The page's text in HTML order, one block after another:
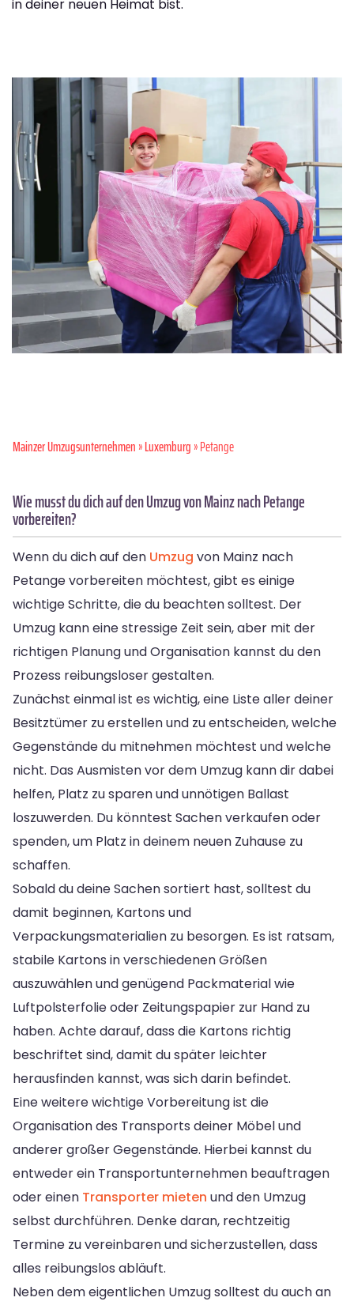
in deiner neuen Heimat bist.
Mainzer Umzugsunternehmen»Luxemburg» Petange
Wie musst du dich auf den Umzug von Mainz nach Petange
vorbereiten?
Wenn du dich auf den Umzug von Mainz nach
Petange vorbereiten möchtest, gibt es einige
wichtige Schritte, die du beachten solltest. Der
Umzug kann eine stressige Zeit sein, aber mit der
richtigen Planung und Organisation kannst du den
Prozess reibungsloser gestalten.
Zunächst einmal ist es wichtig, eine Liste aller deiner
Besitztümer zu erstellen und zu entscheiden, welche
Gegenstände du mitnehmen möchtest und welche
nicht. Das Ausmisten vor dem Umzug kann dir dabei
helfen, Platz zu sparen und unnötigen Ballast
loszuwerden. Du könntest Sachen verkaufen oder
spenden, um Platz in deinem neuen Zuhause zu
schaffen.
Sobald du deine Sachen sortiert hast, solltest du
damit beginnen, Kartons und
Verpackungsmaterialien zu besorgen. Es ist ratsam,
stabile Kartons in verschiedenen Größen
auszuwählen und genügend Packmaterial wie
Luftpolsterfolie oder Zeitungspapier zur Hand zu
haben. Achte darauf, dass die Kartons richtig
beschriftet sind, damit du später leichter
herausfinden kannst, was sich darin befindet.
Eine weitere wichtige Vorbereitung ist die
Organisation des Transports deiner Möbel und
anderer großer Gegenstände. Hierbei kannst du
entweder ein Transportunternehmen beauftragen
oder einen Transporter mieten und den Umzug
selbst durchführen. Denke daran, rechtzeitig
Termine zu vereinbaren und sicherzustellen, dass
alles reibungslos abläuft.
Neben dem eigentlichen Umzug solltest du auch an